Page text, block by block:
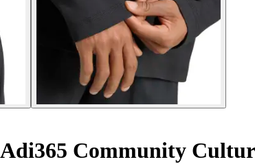
Community